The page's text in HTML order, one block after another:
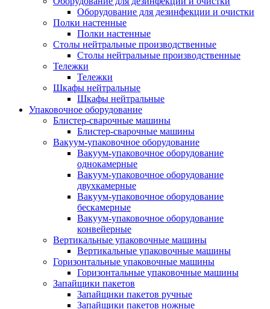
Оборудование для дезинфекции и очистки
Полки настенные
Полки настенные
Столы нейтральные производственные
Столы нейтральные производственные
Тележки
Тележки
Шкафы нейтральные
Шкафы нейтральные
Упаковочное оборудование
Блистер-сварочные машины
Блистер-сварочные машины
Вакуум-упаковочное оборудование
Вакуум-упаковочное оборудование
однокамерные
Вакуум-упаковочное оборудование
двухкамерные
Вакуум-упаковочное оборудование
беcкамерные
Вакуум-упаковочное оборудование
конвейерные
Вертикальные упаковочные машины
Вертикальные упаковочные машины
Горизонтальные упаковочные машины
Горизонтальные упаковочные машины
Запайщики пакетов
Запайщики пакетов ручные
Запайщики пакетов ножные